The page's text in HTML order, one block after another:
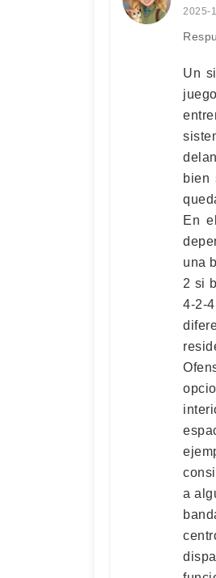
2025-
Un
bien
En
una
2 si
4-2-
a